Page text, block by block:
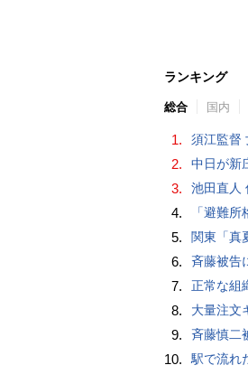
ランキング
総合 国内
1. 須江監督
2. 中日が新
3. 池田直人
4. 「避難
5. 関東「真
6. 斉藤被告
7. 正常な組
8. 大量注文
9. 斉藤慎二
10. 駅で流れ